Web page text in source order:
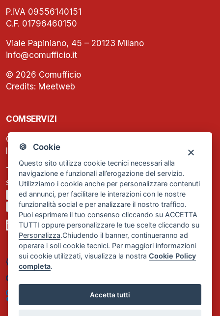
🍪 Cookie
Questo sito utilizza cookie tecnici necessari alla
navigazione e funzionali all’erogazione del servizio.
Utilizziamo i cookie anche per personalizzare contenuti
ed annunci, per facilitare le interazioni con le nostre
funzionalità social e per analizzare il nostro traffico.
Puoi esprimere il tuo consenso cliccando su ACCETTA
TUTTI oppure personalizzare le tue scelte cliccando su
Personalizza.Chiudendo il banner, continueranno ad
operare i soli cookie tecnici. Per maggiori informazioni
sui cookie utilizzati, visualizza la nostraCookie Policy
completa.
Accetta tutti
P.IVA 09556140151
C.F. 01796460150
Viale Papiniano, 45 – 20123 Milano
info@comufficio.it
© 2026 Comufficio
Credits: Meetweb
COMSERVIZI
C.F. e P.IVA: 13474420158
Iscrizione REA Milano n. 1656740
Tel. +39 02 2838 1307
segreteria@comservizi.eu
Privacy Policy
Cookie Policy